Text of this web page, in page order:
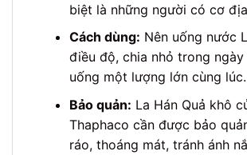
biệt là những người có cơ
Cách dùng: Nên uống nước
điều độ, chia nhỏ trong
uống một lượng lớn cùng lúc.
Bảo quản: La Hán Quả khô
Thaphaco cần được bảo
ráo, thoáng mát, tránh ánh